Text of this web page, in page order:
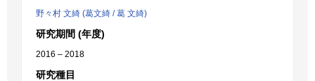
野々村 文綺 (葛文綺 / 葛 文綺)
研究期間 (年度)
2016 – 2018
研究種目